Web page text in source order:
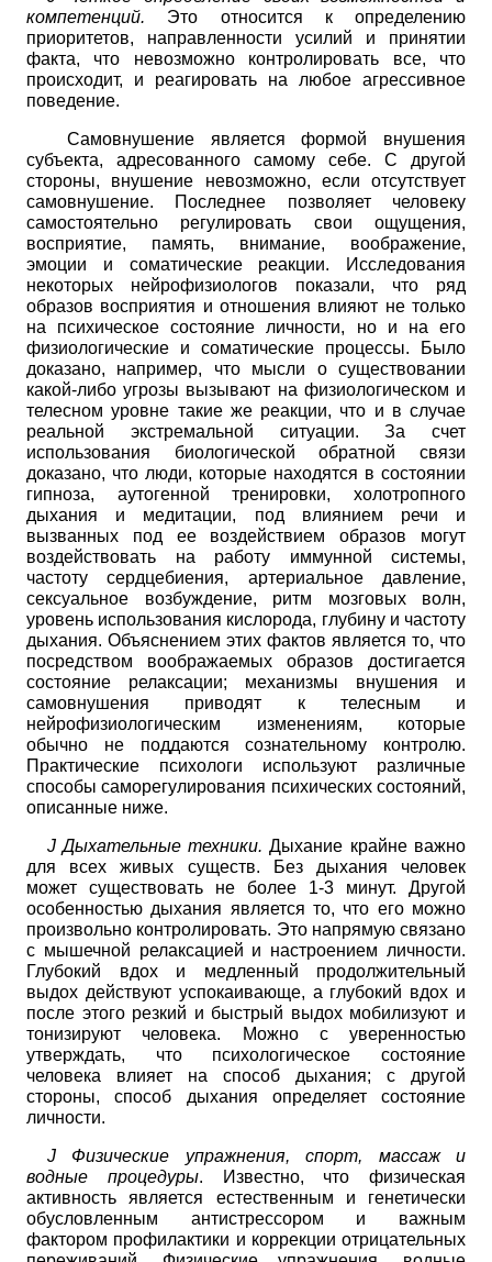
компетенций. Это относится к определению
приоритетов, направленности усилий и принятии
факта, что невозможно контролировать все, что
происходит, и реагировать на любое агрессивное
поведение.
Самовнушение является формой внушения
субъекта, адресованного самому себе. С другой
стороны, внушение невозможно, если отсутствует
самовнушение. Последнее позволяет человеку
самостоятельно регулировать свои ощущения,
восприятие, память, внимание, воображение,
эмоции и соматические реакции. Исследования
некоторых нейрофизиологов показали, что ряд
образов восприятия и отношения влияют не только
на психическое состояние личности, но и на его
физиологические и соматические процессы. Было
доказано, например, что мысли о существовании
какой-либо угрозы вызывают на физиологическом и
телесном уровне такие же реакции, что и в случае
реальной экстремальной ситуации. За счет
использования биологической обратной связи
доказано, что люди, которые находятся в состоянии
гипноза, аутогенной тренировки, холотропного
дыхания и медитации, под влиянием речи и
вызванных под ее воздействием образов могут
воздействовать на работу иммунной системы,
частоту сердцебиения, артериальное давление,
сексуальное возбуждение, ритм мозговых волн,
уровень использования кислорода, глубину и частоту
дыхания. Объяснением этих фактов является то, что
посредством воображаемых образов достигается
состояние релаксации; механизмы внушения и
самовнушения приводят к телесным и
нейрофизиологическим изменениям, которые
обычно не поддаются сознательному контролю.
Практические психологи используют различные
способы саморегулирования психических состояний,
описанные ниже.
J Дыхательные техники. Дыхание крайне важно
для всех живых существ. Без дыхания человек
может существовать не более 1-3 минут. Другой
особенностью дыхания является то, что его можно
произвольно контролировать. Это напрямую связано
с мышечной релаксацией и настроением личности.
Глубокий вдох и медленный продолжительный
выдох действуют успокаивающе, а глубокий вдох и
после этого резкий и быстрый выдох мобилизуют и
тонизируют человека. Можно с уверенностью
утверждать, что психологическое состояние
человека влияет на способ дыхания; с другой
стороны, способ дыхания определяет состояние
личности.
J
Физические упражнения, спорт, массаж и
водные процедуры. Известно, что физическая
активность является естественным и генетически
обусловленным антистрессором и важным
фактором профилактики и коррекции отрицательных